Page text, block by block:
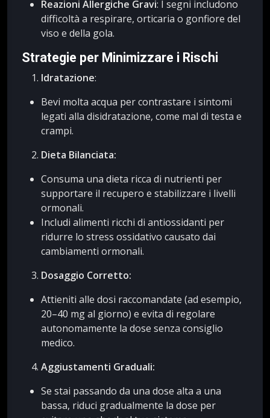
Reazioni Allergiche Gravi: I segni includono
difficoltà a respirare, orticaria o gonfiore del
viso e della gola.
Strategie per Minimizzare i Rischi
Idratazione:
Bevi molta acqua per contrastare i sintomi
legati alla disidratazione, come mal di testa e
crampi.
Dieta Bilanciata:
Consuma una dieta ricca di nutrienti per
supportare il recupero e stabilizzare i livelli
ormonali.
Includi alimenti ricchi di antiossidanti per
ridurre lo stress ossidativo causato dai
cambiamenti ormonali.
Dosaggio Corretto:
Attieniti alle dosi raccomandate (ad esempio,
20–40 mg al giorno) e evita di regolare
autonomamente la dose senza consiglio
medico.
Aggiustamenti Graduali:
Se stai passando da una dose alta a una
bassa, riduci gradualmente la dose per